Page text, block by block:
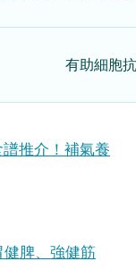
有助細胞
譜推介！補氣養
健脾、強健筋